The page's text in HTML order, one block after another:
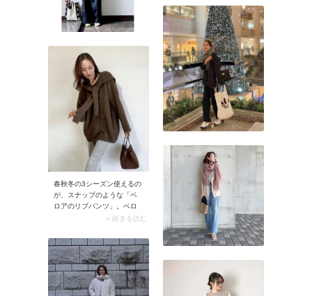
ードジャケットがラフなス
カートやワンピースに馴染
んで、バランスよく見えま
す。またジャケット×スカー
トの組み合わせが気軽に着
こなせるメリットも。
春秋冬の3シーズン使えるの
が、スナップのような「ベ
ロアのリブパンツ」。ベロ
ア独特のとろみ感とリブ仕
ほっそり見えますよ。オー
バーサイズのトップスを合
わせるとバランスのいい着
こなしに。
> 続きを読む